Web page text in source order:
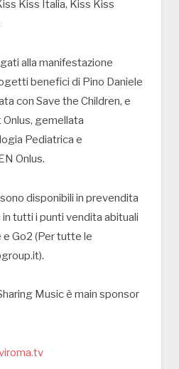
Kiss Italia, Kiss Kiss
alla manifestazione
benefici di Pino Daniele
con Save the Children, e
Onlus, gemellata
Pediatrica e
Onlus.
disponibili in prevendita
tutti i punti vendita abituali
Go2 (Per tutte le
Music è main sponsor